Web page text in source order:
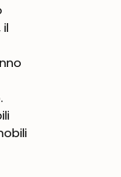
il